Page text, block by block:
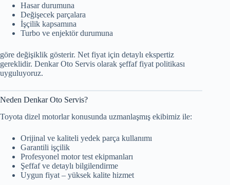
Hasar durumuna
Değişecek parçalara
İşçilik kapsamına
Turbo ve enjektör durumuna
göre değişiklik gösterir. Net fiyat için detaylı ekspertiz
gereklidir. Denkar Oto Servis olarak şeffaf fiyat politikası
uyguluyoruz.
Neden Denkar Oto Servis?
Toyota dizel motorlar konusunda uzmanlaşmış ekibimiz ile:
Orijinal ve kaliteli yedek parça kullanımı
Garantili işçilik
Profesyonel motor test ekipmanları
Şeffaf ve detaylı bilgilendirme
Uygun fiyat – yüksek kalite hizmet